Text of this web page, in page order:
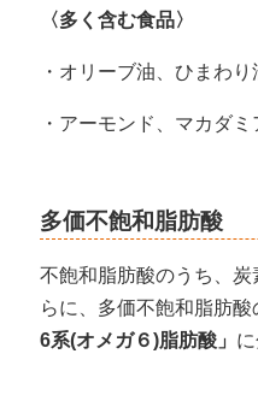
〈多く含む食品〉
・オリーブ油、ひまわ
・アーモンド、マカダ
多価不飽和脂肪酸
不飽和脂肪酸のうち、炭
らに、多価不飽和脂肪
6系(オメガ６)脂肪酸」